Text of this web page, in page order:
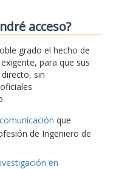
acceso?
grado el hecho de
para que sus
sin
que
de Ingeniero de
en